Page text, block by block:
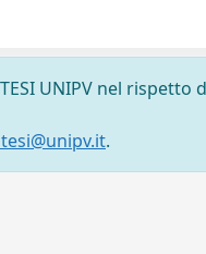
UNIPV nel rispetto
.